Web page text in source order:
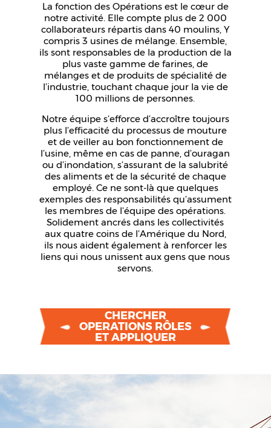
La fonction des Opérations est le cœur de
notre activité. Elle compte plus de 2 000
collaborateurs répartis dans 40 moulins, Y
compris 3 usines de mélange. Ensemble,
ils sont responsables de la production de la
plus vaste gamme de farines, de
mélanges et de produits de spécialité de
l’industrie, touchant chaque jour la vie de
100 millions de personnes.
Notre équipe s’efforce d’accroître toujours
plus l’efficacité du processus de mouture
et de veiller au bon fonctionnement de
l’usine, même en cas de panne, d’ouragan
ou d’inondation, s’assurant de la salubrité
des aliments et de la sécurité de chaque
employé. Ce ne sont-là que quelques
exemples des responsabilités qu’assument
les membres de l’équipe des opérations.
Solidement ancrés dans les collectivités
aux quatre coins de l’Amérique du Nord,
ils nous aident également à renforcer les
liens qui nous unissent aux gens que nous
servons.
CHERCHER
OPERATIONS RÔLES
ET APPLIQUER